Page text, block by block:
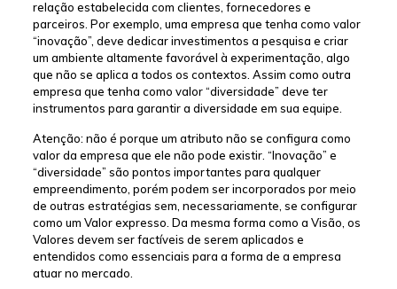
relação estabelecida com clientes, fornecedores e
parceiros. Por exemplo, uma empresa que tenha como valor
“inovação”, deve dedicar investimentos a pesquisa e criar
um ambiente altamente favorável à experimentação, algo
que não se aplica a todos os contextos. Assim como outra
empresa que tenha como valor “diversidade” deve ter
instrumentos para garantir a diversidade em sua equipe.
Atenção: não é porque um atributo não se configura como
valor da empresa que ele não pode existir. “Inovação” e
“diversidade” são pontos importantes para qualquer
empreendimento, porém podem ser incorporados por meio
de outras estratégias sem, necessariamente, se configurar
como um Valor expresso. Da mesma forma como a Visão, os
Valores devem ser factíveis de serem aplicados e
entendidos como essenciais para a forma de a empresa
atuar no mercado.